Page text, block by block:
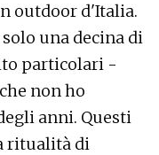
outdoor d'Italia.
una decina di
particolari -
non ho
anni. Questi
ritualità di